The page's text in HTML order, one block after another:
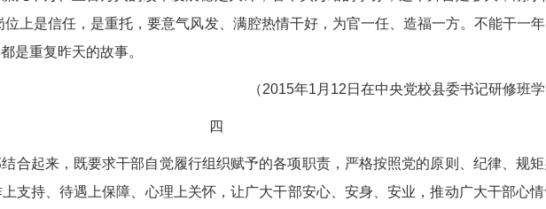
位上是信任，是重托，要意气风发、满腔热情干好，为官一任、造福一方。不能干一
是重复昨天的故事。
（2015年1月12日在中央党校县委书记研修班
四
合起来，既要求干部自觉履行组织赋予的各项职责，严格按照党的原则、纪律、规矩
支持、待遇上保障、心理上关怀，让广大干部安心、安身、安业，推动广大干部心